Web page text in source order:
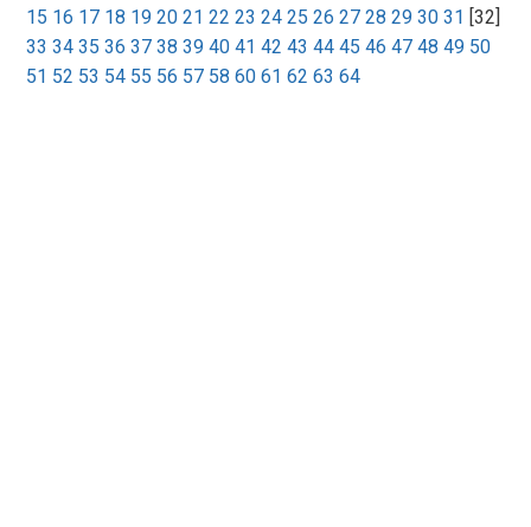
15 16 17 18 19 20 21 22 23 24 25 26 27 28 29 30 31 [32]
33 34 35 36 37 38 39 40 41 42 43 44 45 46 47 48 49 50
51 52 53 54 55 56 57 58 60 61 62 63 64